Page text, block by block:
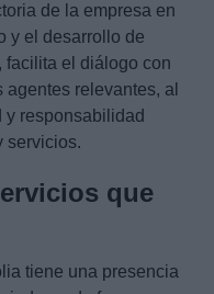
de la empresa en
y el desarrollo de
facilita el diálogo con
relevantes, al
responsabilidad
servicios.
que
tiene una presencia